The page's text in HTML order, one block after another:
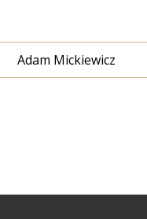
Adam Mickiewicz